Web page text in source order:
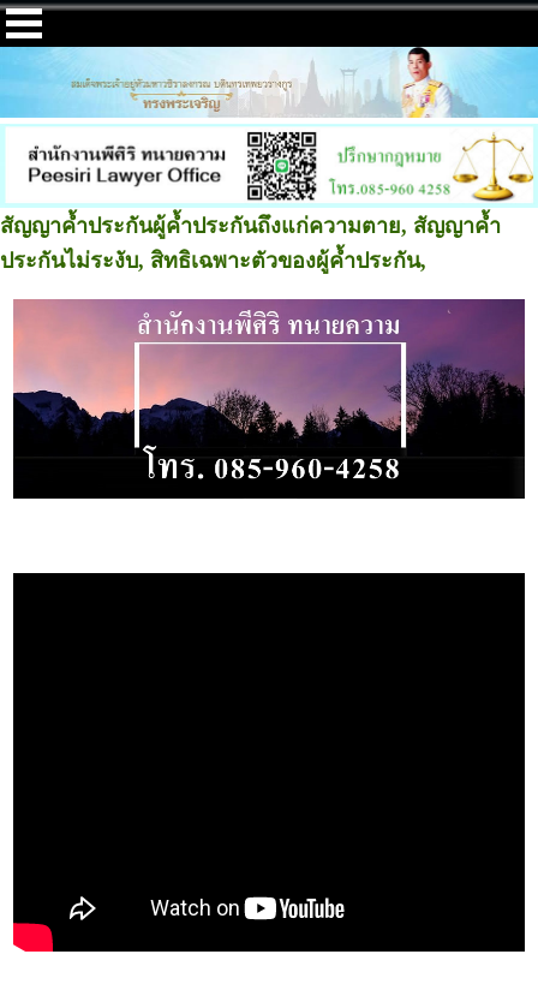
สัญญาค้ำประกันผู้ค้ำประกันถึงแก่ความตาย, สัญญาค้ำ
ประกันไม่ระงับ, สิทธิเฉพาะตัวของผู้ค้ำประกัน,